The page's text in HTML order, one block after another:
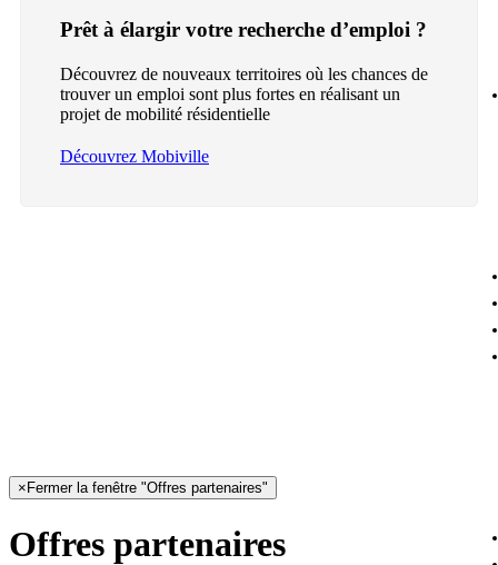
Prêt à élargir votre recherche d’emploi ?
Découvrez de nouveaux territoires où les chances de
trouver un emploi sont plus fortes en réalisant un
projet de mobilité résidentielle
Découvrez Mobiville
× Fermer la fenêtre "Offres partenaires"
Offres partenaires